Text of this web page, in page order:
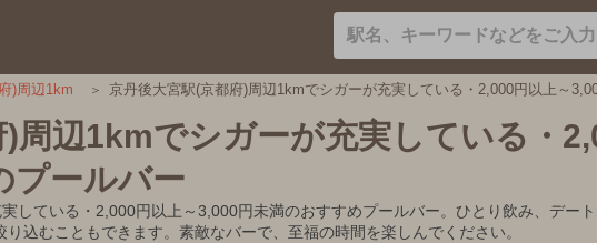
)周辺1km 京丹後大宮駅(京都府)周辺1kmでシガーが充実している・2,000円以上～
周辺1kmでシガーが充実している・
プールバー
している・2,000円以上～3,000円未満のおすすめプールバー。ひとり飲み、デー
込むこともできます。素敵なバーで、至福の時間を楽しんでください。